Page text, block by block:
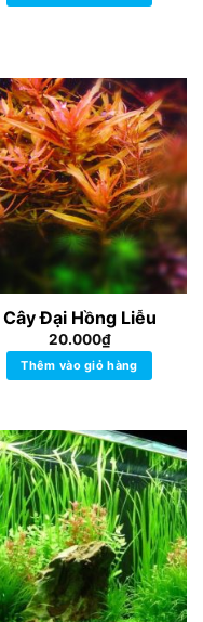
Cây Đại Hồng Liễu
20.000₫
Thêm vào giỏ hàng